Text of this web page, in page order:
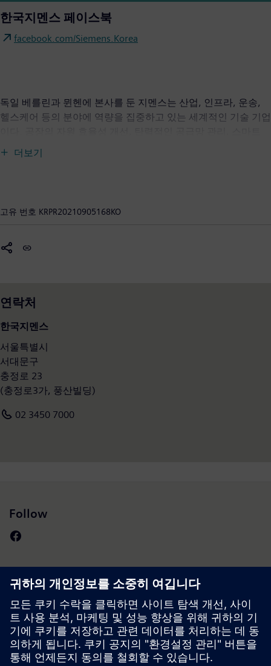
한국지멘스 페이스북
facebook.com/Siemens.Korea
독일 베를린과 뮌헨에 본사를 둔 지멘스는 산업, 인프라, 운송,
헬스케어 등의 분야에 역량을 집중하고 있는 세계적인 기술 기업
빌딩 및 그리드는 물론, 보다 친환경적이고 편리한 운송 서비스
와 첨단 헬스케어 서비스 분야에 이르기까지 지멘스의 기술은 고
지원한다. 지멘스는 헬스케어 산업의 미래를 견인하고 있는 세
대 지분을 보유하고 있다. 또한 지멘스는 발전 및 송전 분야 글로
술과 글로벌 경험을 바탕으로 국내 기업과의 상생을 위한 다양한
사업 협력과 적극적인 투자, 개발 활동에 앞장서고 있다. 또한 국
내에서 다양한 사회공헌 활동을 펼치는 한편, 한국의 우수한 인
재 양성을 위해 국내 여러 대학들과 산학협력 관계를 맺고 있다.
www.siemens.co.kr
더보기
고유 번호 KRPR20210905168KO
연락처
한국지멘스
서울특별시
서대문구
충정로 23
(충정로3가, 풍산빌딩)
02 3450 7000
Follow
© Siemens 1996 – 2026
Corporate Information
Privacy Notice